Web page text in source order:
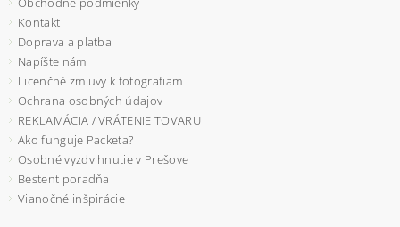
Kontakt
Doprava a platba
Napíšte nám
Licenčné zmluvy k fotografiam
Ochrana osobných údajov
REKLAMÁCIA / VRÁTENIE TOVARU
Ako funguje Packeta?
Osobné vyzdvihnutie v Prešove
Bestent poradňa
Vianočné inšpirácie